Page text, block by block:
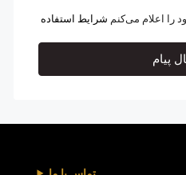
را اعلام می‌کنم شرایط استفاده
پیام